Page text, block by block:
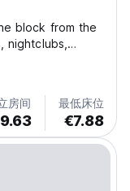
block from the
nightclubs,
is steps away,
房间 最低床位
€7.88